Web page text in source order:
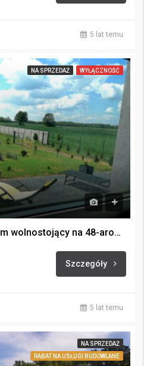
5 lat temu
NA SPRZEDAŻ WYŁĄCZNOŚĆ
KOTÓRZ MAŁY nowy dom wolnostojący na 48-arowej działce
Szczegóły
5 lat temu
NA SPRZEDAŻ
RABAT NA USŁUGI BUDOWLANE